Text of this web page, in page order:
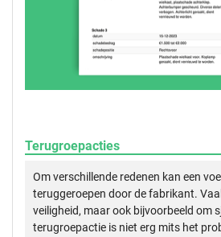
Terugroepacties
Om verschillende redenen kan een
teruggeroepen door de fabrikant.
veiligheid, maar ook bijvoorbeeld om
terugroepactie is niet erg mits het